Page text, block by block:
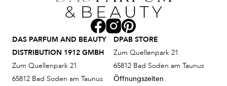
DAS PARFUM AND BEAUTY
DISTRIBUTION 1912 GMBH
Zum Quellenpark 21
65812 Bad Soden am Taunus
DPAB STORE
Zum Quellenpark 21
65812 Bad Soden am Taunus
Öffnungszeiten